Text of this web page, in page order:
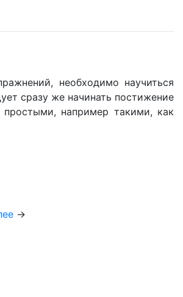
необходимо научиться
сразу же начинать постижение
например такими, как
→